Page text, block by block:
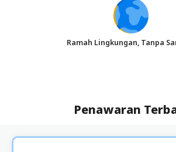
Ramah Lingkungan, Tanpa
Penawaran